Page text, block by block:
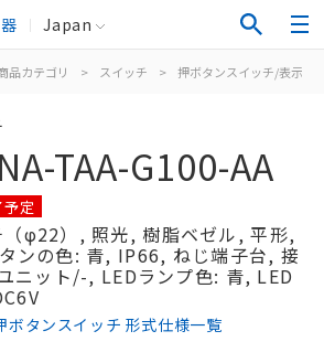
Japan
品カテゴリ > スイッチ > 押ボタンスイッチ/表示灯
TAA-G100-AA
定
（φ22）, 照光, 樹脂ベゼル, 平形,
ンの色: 青, IP66, ねじ端子台, 接
ニット/-, LEDランプ色: 青, LED
ボタンスイッチ 形式仕様一覧